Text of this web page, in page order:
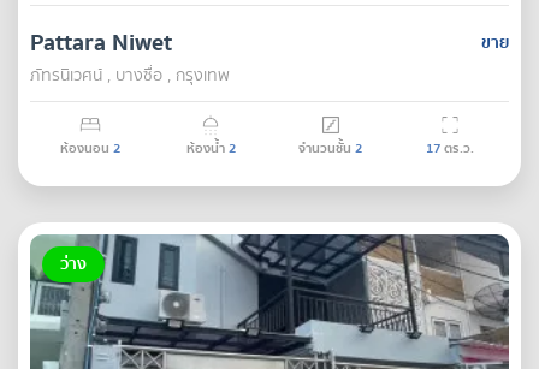
ขาย
Pattara Niwet
ภัทรนิเวศน์ , บางซื่อ , กรุงเทพ
ห้องนอน 2 ห้องน้ำ2 จำนวนชั้น 2 17ตร.ว.
ว่าง